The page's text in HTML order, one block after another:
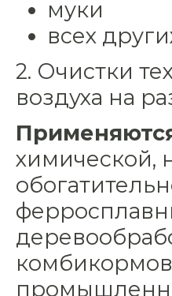
муки
всех
2. Очистки
воздуха на
химической,